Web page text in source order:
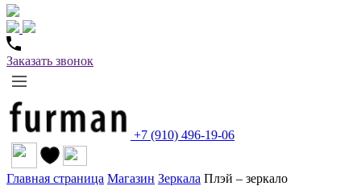
Заказать звонок
+7 (910) 496-19-06
Главная страница Магазин Зеркала Плэй – зеркало